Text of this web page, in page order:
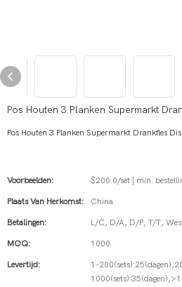
Pos Houten 3 Planken Supermarkt
Pos Houten 3 Planken Supermarkt Drankfles
Voorbeelden: $200.0/set | min.
Plaats Van Herkomst: China
Betalingen: L/C, D/A, D/P, T/T,
MOQ: 1000
Levertijd:
1-